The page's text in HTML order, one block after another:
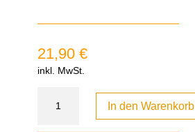
21,90 €
inkl. MwSt.
In den Warenkorb